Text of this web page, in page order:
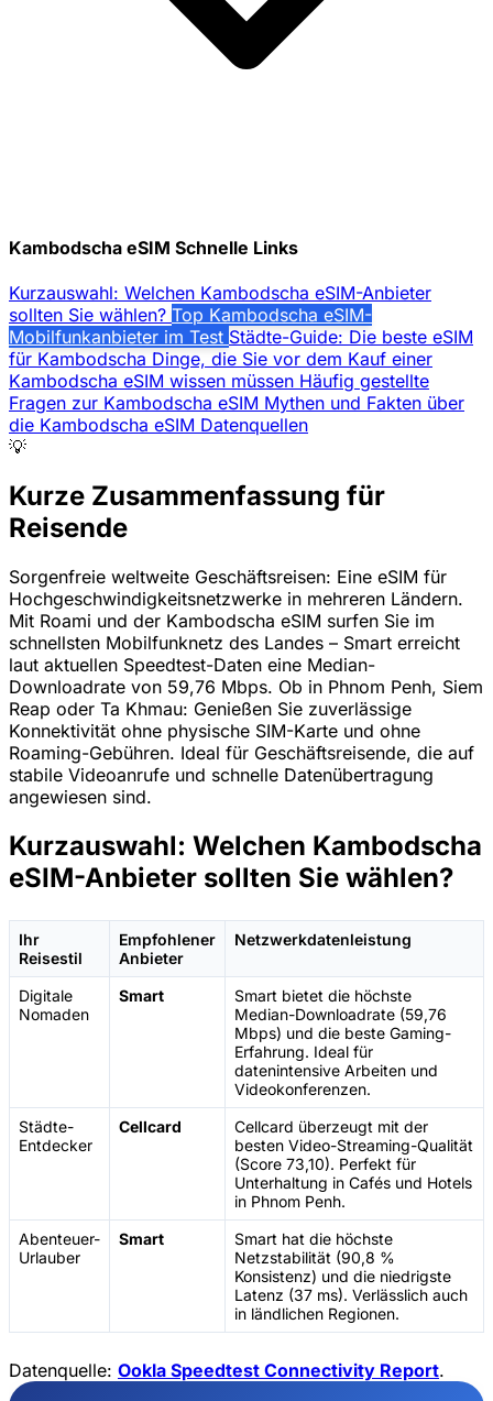
Kambodscha eSIM Schnelle Links
Kurzauswahl: Welchen Kambodscha eSIM-Anbieter
sollten Sie wählen? Top Kambodscha eSIM-
Mobilfunkanbieter im Test Städte-Guide: Die beste eSIM
für Kambodscha Dinge, die Sie vor dem Kauf einer
Kambodscha eSIM wissen müssen Häufig gestellte
Fragen zur Kambodscha eSIM Mythen und Fakten über
die Kambodscha eSIM Datenquellen
💡
Kurze Zusammenfassung für
Reisende
Sorgenfreie weltweite Geschäftsreisen: Eine eSIM für
Hochgeschwindigkeitsnetzwerke in mehreren Ländern.
Mit Roami und der Kambodscha eSIM surfen Sie im
schnellsten Mobilfunknetz des Landes – Smart erreicht
laut aktuellen Speedtest-Daten eine Median-
Downloadrate von 59,76 Mbps. Ob in Phnom Penh, Siem
Reap oder Ta Khmau: Genießen Sie zuverlässige
Konnektivität ohne physische SIM-Karte und ohne
Roaming-Gebühren. Ideal für Geschäftsreisende, die auf
stabile Videoanrufe und schnelle Datenübertragung
angewiesen sind.
Kurzauswahl: Welchen Kambodscha
eSIM-Anbieter sollten Sie wählen?
Ihr
Reisestil
Empfohlener
Anbieter
Netzwerkdatenleistung
Digitale
Nomaden
Smart
Smart bietet die höchste
Median-Downloadrate (59,76
Mbps) und die beste Gaming-
Erfahrung. Ideal für
datenintensive Arbeiten und
Videokonferenzen.
Städte-
Entdecker
Cellcard
Cellcard überzeugt mit der
besten Video-Streaming-Qualität
(Score 73,10). Perfekt für
Unterhaltung in Cafés und Hotels
in Phnom Penh.
Abenteuer-
Urlauber
Smart
Smart hat die höchste
Netzstabilität (90,8 %
Konsistenz) und die niedrigste
Latenz (37 ms). Verlässlich auch
in ländlichen Regionen.
Datenquelle: Ookla Speedtest Connectivity Report.